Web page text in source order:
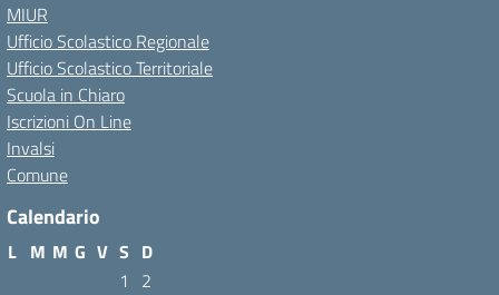
MIUR
Ufficio Scolastico Regionale
Ufficio Scolastico Territoriale
Scuola in Chiaro
Iscrizioni On Line
Invalsi
Comune
Calendario
L M M G V S D
1
2